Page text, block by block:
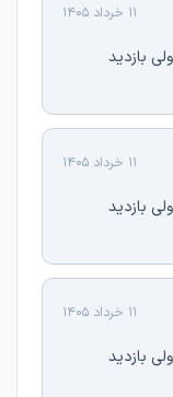
11 خرداد 1405
بازدید
11 خرداد 1405
بازدید
11 خرداد 1405
بازدید